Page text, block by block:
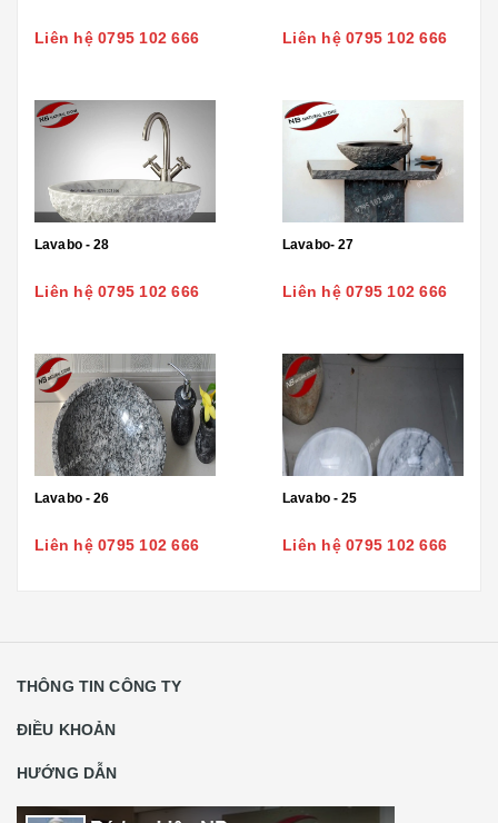
Liên hệ 0795 102 666 Liên hệ 0795 102 666
Lavabo - 28
Liên hệ 0795 102 666
Lavabo- 27
Liên hệ 0795 102 666
Lavabo - 26
Liên hệ 0795 102 666
Lavabo - 25
Liên hệ 0795 102 666
THÔNG TIN CÔNG TY
ĐIỀU KHOẢN
HƯỚNG DẪN